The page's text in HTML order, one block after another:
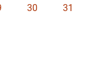
30
31